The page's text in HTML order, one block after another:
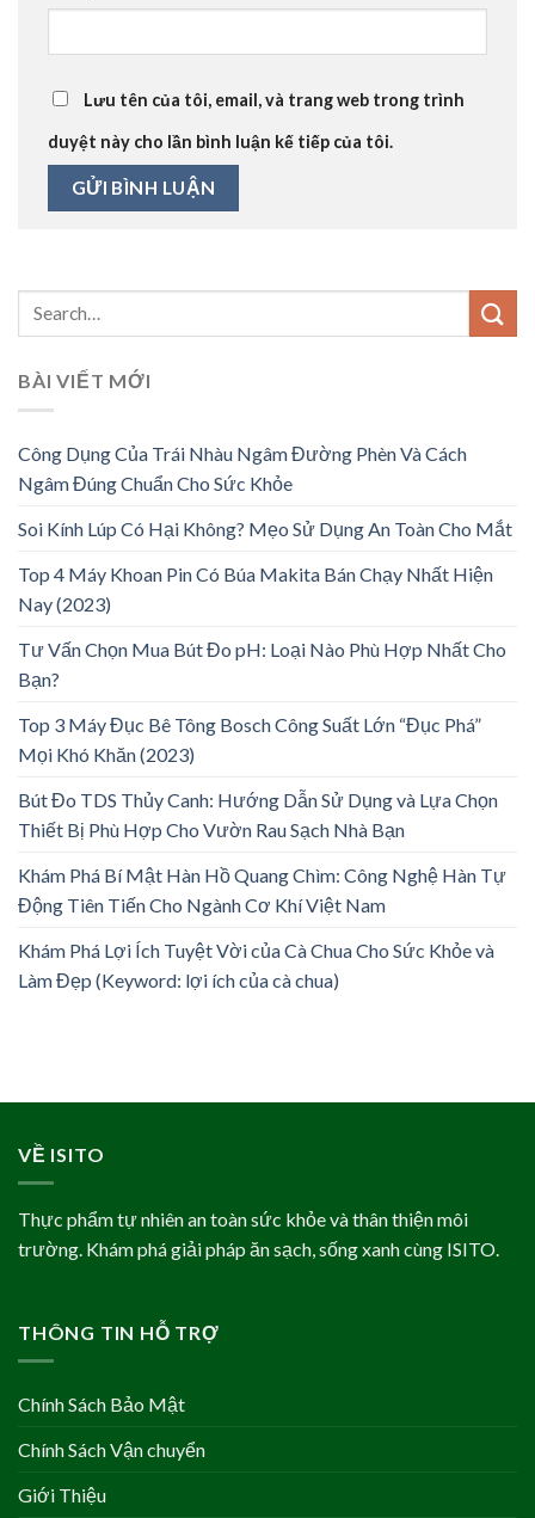
Lưu tên của tôi, email, và trang web trong trình
duyệt này cho lần bình luận kế tiếp của tôi.
BÀI VIẾT MỚI
Công Dụng Của Trái Nhàu Ngâm Đường Phèn Và Cách
Ngâm Đúng Chuẩn Cho Sức Khỏe
Soi Kính Lúp Có Hại Không? Mẹo Sử Dụng An Toàn Cho Mắt
Top 4 Máy Khoan Pin Có Búa Makita Bán Chạy Nhất Hiện
Nay (2023)
Tư Vấn Chọn Mua Bút Đo pH: Loại Nào Phù Hợp Nhất Cho
Bạn?
Top 3 Máy Đục Bê Tông Bosch Công Suất Lớn “Đục Phá”
Mọi Khó Khăn (2023)
Bút Đo TDS Thủy Canh: Hướng Dẫn Sử Dụng và Lựa Chọn
Thiết Bị Phù Hợp Cho Vườn Rau Sạch Nhà Bạn
Khám Phá Bí Mật Hàn Hồ Quang Chìm: Công Nghệ Hàn Tự
Động Tiên Tiến Cho Ngành Cơ Khí Việt Nam
Khám Phá Lợi Ích Tuyệt Vời của Cà Chua Cho Sức Khỏe và
Làm Đẹp (Keyword: lợi ích của cà chua)
VỀ ISITO
Thực phẩm tự nhiên an toàn sức khỏe và thân thiện môi
trường. Khám phá giải pháp ăn sạch, sống xanh cùng ISITO.
THÔNG TIN HỖ TRỢ
Chính Sách Bảo Mật
Chính Sách Vận chuyển
Giới Thiệu